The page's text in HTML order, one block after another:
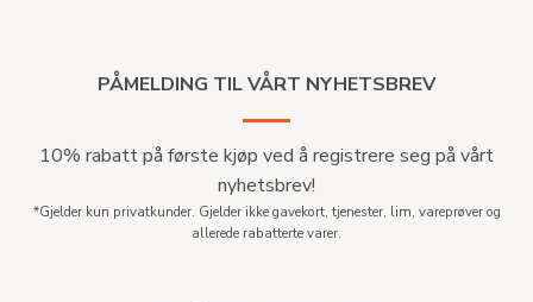
PÅMELDING TIL VÅRT NYHETSBREV
10% rabatt på første kjøp ved å registrere seg på vårt
nyhetsbrev!
*Gjelder kun privatkunder. Gjelder ikke gavekort, tjenester, lim, vareprøver og
allerede rabatterte varer.